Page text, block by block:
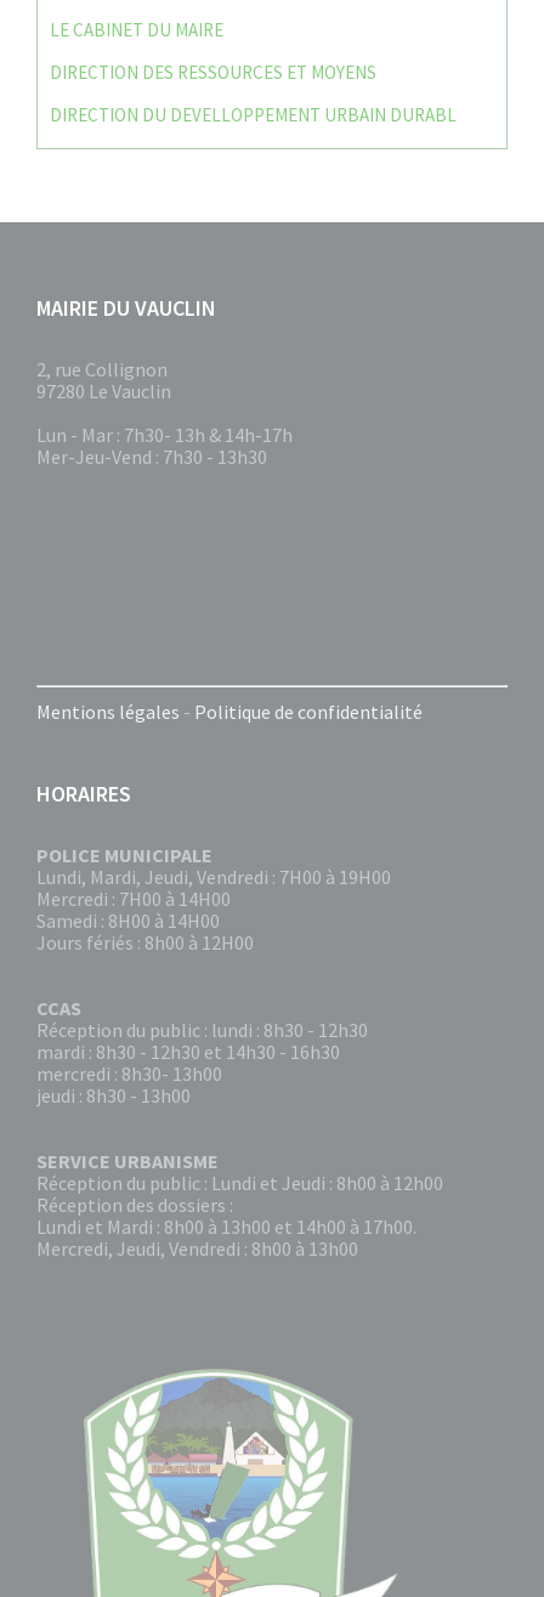
LE CABINET DU MAIRE
DIRECTION DES RESSOURCES ET MOYENS
DIRECTION DU DEVELLOPPEMENT URBAIN DURABL
MAIRIE DU VAUCLIN
2, rue Collignon
97280 Le Vauclin
Lun - Mar : 7h30- 13h & 14h-17h
Mer-Jeu-Vend : 7h30 - 13h30
Mentions légales - Politique de confidentialité
HORAIRES
POLICE MUNICIPALE
Lundi, Mardi, Jeudi, Vendredi : 7H00 à 19H00
Mercredi : 7H00 à 14H00
Samedi : 8H00 à 14H00
Jours fériés : 8h00 à 12H00
CCAS
Réception du public : lundi : 8h30 - 12h30
mardi : 8h30 - 12h30 et 14h30 - 16h30
mercredi : 8h30- 13h00
jeudi : 8h30 - 13h00
SERVICE URBANISME
Réception du public : Lundi et Jeudi : 8h00 à 12h00
Réception des dossiers :
Lundi et Mardi : 8h00 à 13h00 et 14h00 à 17h00.
Mercredi, Jeudi, Vendredi : 8h00 à 13h00